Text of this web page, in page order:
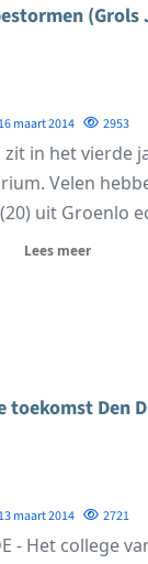
(Grols
16 maart 2014 2953
zit in het vierde
Velen
uit Groenlo
Lees meer
toekomst Den
13 maart 2014 2721
- Het college